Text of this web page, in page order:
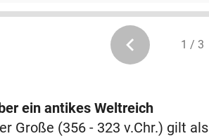
1 / 3
ein antikes Weltreich
Große (356 - 323 v.Chr.) gilt